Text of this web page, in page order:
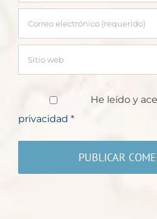
He leído y
privacidad *